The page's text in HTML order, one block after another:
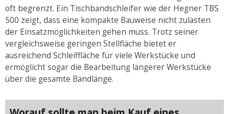
oft begrenzt. Ein Tischbandschleifer wie der Hegner TBS
500 zeigt, dass eine kompakte Bauweise nicht zulasten
der Einsatzmöglichkeiten gehen muss. Trotz seiner
vergleichsweise geringen Stellfläche bietet er
ausreichend Schleiffläche für viele Werkstücke und
ermöglicht sogar die Bearbeitung längerer Werkstücke
über die gesamte Bandlänge.